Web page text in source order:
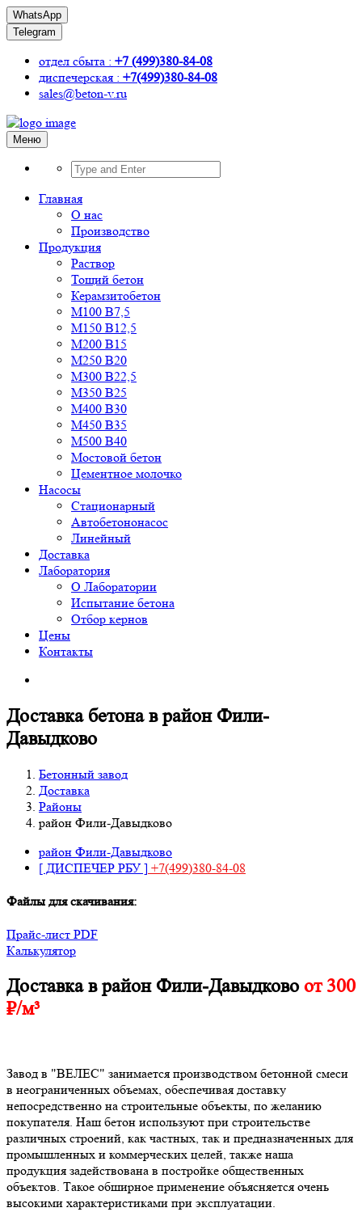
WhatsApp
Telegram
отдел сбыта : +7 (499)380-84-08
диспечерская : +7(499)380-84-08
sales@beton-v.ru
Меню
Главная
О нас
Производство
Продукция
Раствор
Тощий бетон
Керамзитобетон
М100 В7,5
М150 В12,5
М200 В15
М250 В20
М300 В22,5
М350 В25
М400 В30
М450 В35
М500 В40
Мостовой бетон
Цементное молочко
Насосы
Стационарный
Автобетононасос
Линейный
Доставка
Лаборатория
О Лаборатории
Испытание бетона
Отбор кернов
Цены
Контакты
Доставка бетона в район Фили-
Давыдково
Бетонный завод
Доставка
Районы
район Фили-Давыдково
район Фили-Давыдково
[ ДИСПЕЧЕР РБУ ] +7(499)380-84-08
Файлы для скачивания:
Прайс-лист PDF
Калькулятор
Доставка в район Фили-Давыдковоот 300
₽/м³
Завод в "ВЕЛЕС" занимается производством бетонной смеси
в неограниченных объемах, обеспечивая доставку
непосредственно на строительные объекты, по желанию
покупателя. Наш бетон используют при строительстве
различных строений, как частных, так и предназначенных для
промышленных и коммерческих целей, также наша
продукция задействована в постройке общественных
объектов. Такое обширное применение объясняется очень
высокими характеристиками при эксплуатации.